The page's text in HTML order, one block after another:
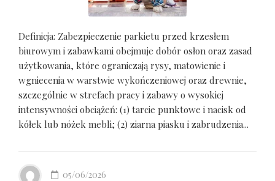
Definicja: Zabezpieczenie parkietu przed krzesłem
biurowym i zabawkami obejmuje dobór osłon oraz zasad
użytkowania, które ograniczają rysy, matowienie i
wgniecenia w warstwie wykończeniowej oraz drewnie,
szczególnie w strefach pracy i zabawy o wysokiej
intensywności obciążeń: (1) tarcie punktowe i nacisk od
kółek lub nóżek mebli; (2) ziarna piasku i zabrudzenia...
05/06/2026